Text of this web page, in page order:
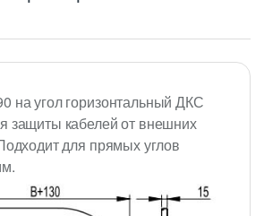
на угол горизонтальный ДКС
защиты кабелей от внешних
для прямых углов